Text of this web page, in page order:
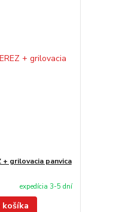
+ grilovacia panvica
expedícia 3-5 dní